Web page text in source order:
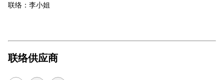
联络：李小姐
联络供应商